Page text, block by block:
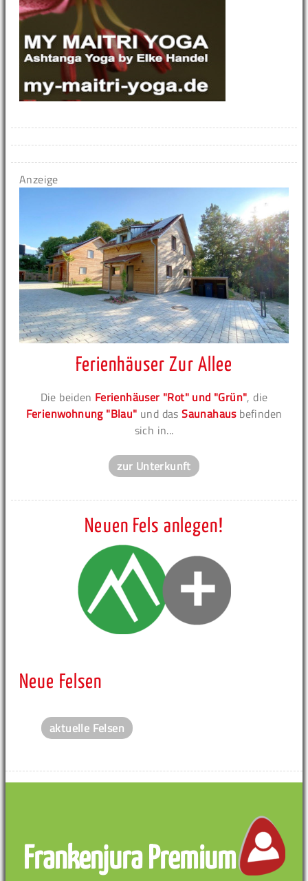
Anzeige
Ferienhäuser Zur Allee
Die beiden Ferienhäuser "Rot" und "Grün", die
Ferienwohnung "Blau" und dasSaunahausbefinden
sich in...
zur Unterkunft
Neuen Fels anlegen!
Neue Felsen
aktuelle Felsen
Frankenjura Premium